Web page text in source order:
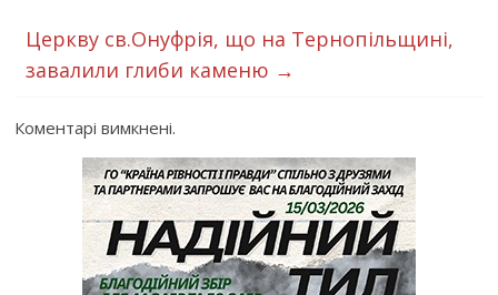
Церкву св.Онуфрія, що на Тернопільщині,
завалили глиби каменю →
Коментарі вимкнені.